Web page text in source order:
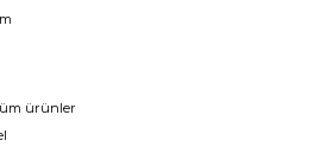
ürünler